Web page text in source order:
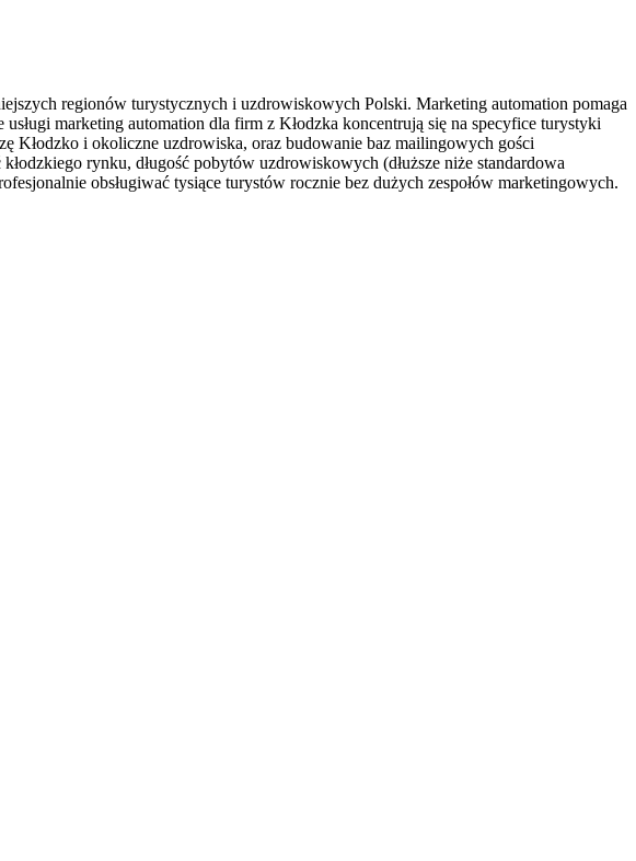
regionów turystycznych i uzdrowiskowych Polski. Marketing automation pomaga
marketing automation dla firm z Kłodzka koncentrują się na specyfice turystyki
Kłodzko i okoliczne uzdrowiska, oraz budowanie baz mailingowych gości
rynku, długość pobytów uzdrowiskowych (dłuższe niże standardowa
obsługiwać tysiące turystów rocznie bez dużych zespołów marketingowych.